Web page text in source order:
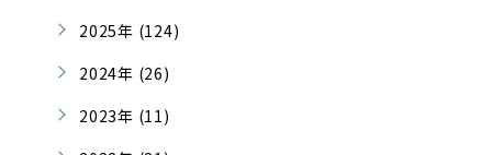
2025年 (124)
2024年 (26)
2023年 (11)